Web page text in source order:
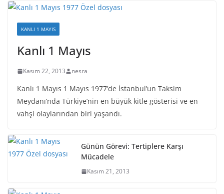
KANLI 1 MAYIS
Kanlı 1 Mayıs
Kasım 22, 2013 nesra
Kanlı 1 Mayıs 1 Mayıs 1977’de İstanbul’un Taksim
Meydanı’nda Türkiye’nin en büyük kitle gösterisi ve en
vahşi olaylarından biri yaşandı.
Günün Görevi: Tertiplere Karşı
Mücadele
Kasım 21, 2013